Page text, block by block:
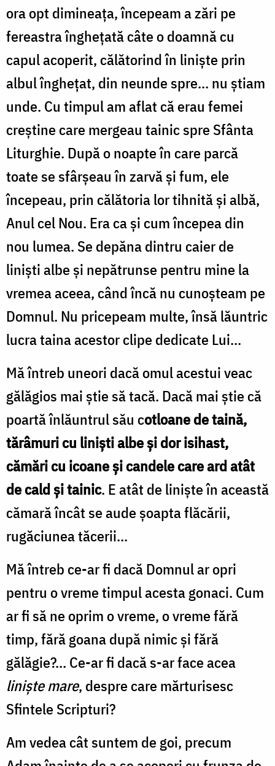
ora opt dimineața, începeam a zări pe
fereastra înghețată câte o doamnă cu
capul acoperit, călătorind în liniște prin
albul înghețat, din neunde spre... nu știam
unde. Cu timpul am aflat că erau femei
creștine care mergeau tainic spre Sfânta
Liturghie. După o noapte în care parcă
toate se sfârșeau în zarvă și fum, ele
începeau, prin călătoria lor tihnită și albă,
Anul cel Nou. Era ca și cum începea din
nou lumea. Se depăna dintru caier de
liniști albe și nepătrunse pentru mine la
vremea aceea, când încă nu cunoșteam pe
Domnul. Nu pricepeam multe, însă lăuntric
lucra taina acestor clipe dedicate Lui...
Mă întreb uneori dacă omul acestui veac
gălăgios mai știe să tacă. Dacă mai știe că
poartă înlăuntrul său cotloane de taină,
tărâmuri cu liniști albe și dor isihast,
cămări cu icoane și candele care ard atât
de cald și tainic. E atât de liniște în această
cămară încât se aude șoapta flăcării,
rugăciunea tăcerii...
Mă întreb ce-ar fi dacă Domnul ar opri
pentru o vreme timpul acesta gonaci. Cum
ar fi să ne oprim o vreme, o vreme fără
timp, fără goana după nimic și fără
gălăgie?... Ce-ar fi dacă s-ar face acea
liniște mare, despre care mărturisesc
Sfintele Scripturi?
Am vedea cât suntem de goi, precum